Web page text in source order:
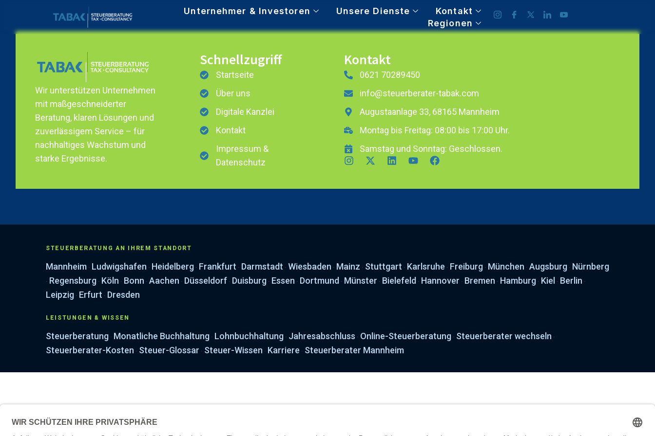
Unternehmer & Investoren Unsere Dienste
Kontakt
Regionen
Wir unterstützen Unternehmen
mit maßgeschneiderter
Beratung, klaren Lösungen und
zuverlässigem Service – für
nachhaltiges Wachstum und
starke Ergebnisse.
Schnellzugriff
Startseite
Über uns
Digitale Kanzlei
Kontakt
Impressum &
Datenschutz
Kontakt
0621 70289450
info@steuerberater-tabak.com
Augustaanlage 33, 68165 Mannheim
Montag bis Freitag: 08:00 bis 17:00 Uhr.
Samstag und Sonntag: Geschlossen.
STEUERBERATUNG AN IHREM STANDORT
Mannheim · Ludwigshafen · Heidelberg · Frankfurt · Darmstadt · Wiesbaden · Mainz · Stuttgart · Karlsruhe · Freiburg · München · Augsburg · Nürnberg
· Regensburg · Köln · Bonn · Aachen · Düsseldorf · Duisburg · Essen · Dortmund · Münster · Bielefeld · Hannover · Bremen · Hamburg · Kiel · Berlin ·
Leipzig · Erfurt · Dresden
LEISTUNGEN & WISSEN
Steuerberatung · Monatliche Buchhaltung · Lohnbuchhaltung · Jahresabschluss · Online-Steuerberatung · Steuerberater wechseln ·
Steuerberater-Kosten · Steuer-Glossar · Steuer-Wissen · Karriere · Steuerberater Mannheim